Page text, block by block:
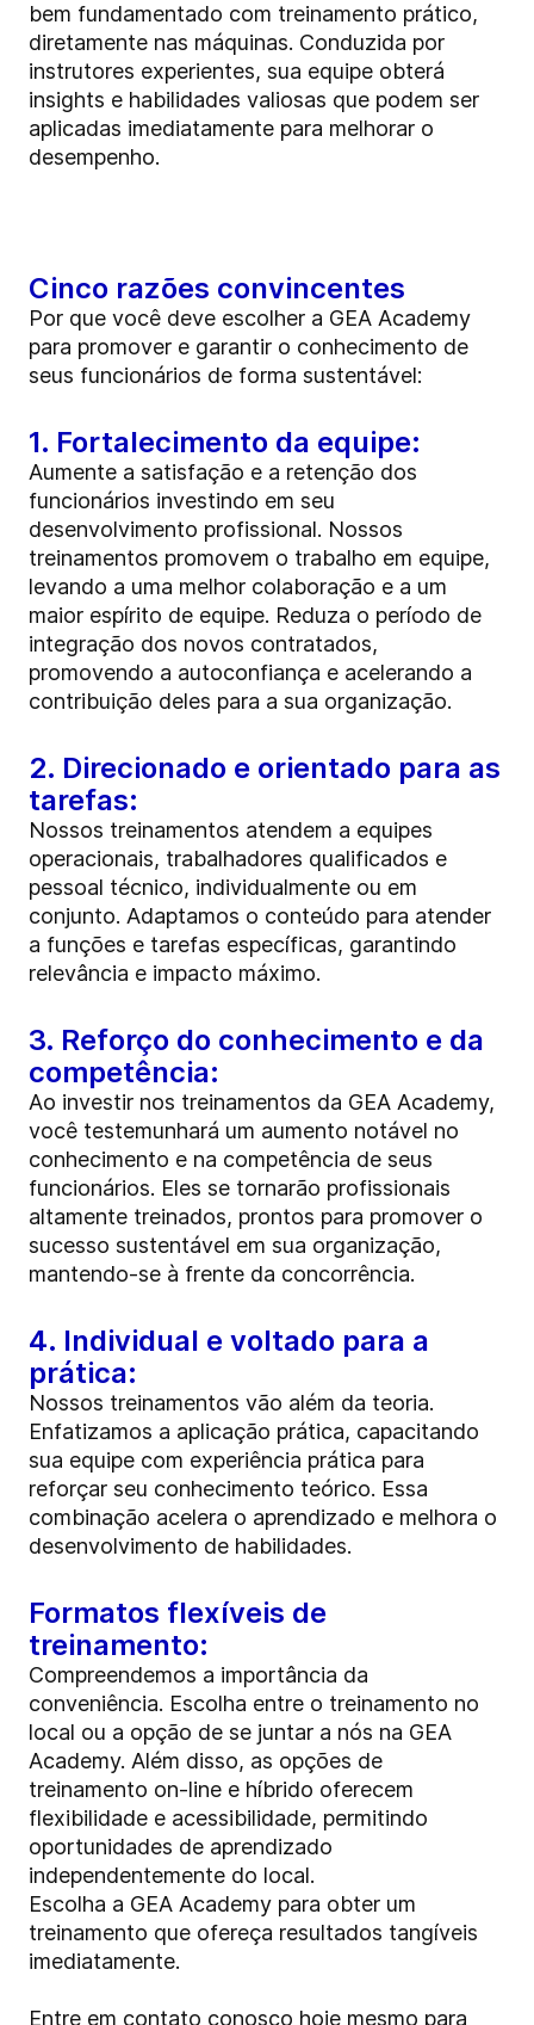
bem fundamentado com treinamento prático,
diretamente nas máquinas. Conduzida por
instrutores experientes, sua equipe obterá
insights e habilidades valiosas que podem ser
aplicadas imediatamente para melhorar o
desempenho.
Cinco razões convincentes
Por que você deve escolher a GEA Academy
para promover e garantir o conhecimento de
seus funcionários de forma sustentável:
1. Fortalecimento da equipe:
Aumente a satisfação e a retenção dos
funcionários investindo em seu
desenvolvimento profissional. Nossos
treinamentos promovem o trabalho em equipe,
levando a uma melhor colaboração e a um
maior espírito de equipe. Reduza o período de
integração dos novos contratados,
promovendo a autoconfiança e acelerando a
contribuição deles para a sua organização.
2. Direcionado e orientado para as
tarefas:
Nossos treinamentos atendem a equipes
operacionais, trabalhadores qualificados e
pessoal técnico, individualmente ou em
conjunto. Adaptamos o conteúdo para atender
a funções e tarefas específicas, garantindo
relevância e impacto máximo.
3. Reforço do conhecimento e da
competência:
Ao investir nos treinamentos da GEA Academy,
você testemunhará um aumento notável no
conhecimento e na competência de seus
funcionários. Eles se tornarão profissionais
altamente treinados, prontos para promover o
sucesso sustentável em sua organização,
mantendo-se à frente da concorrência.
4. Individual e voltado para a
prática:
Nossos treinamentos vão além da teoria.
Enfatizamos a aplicação prática, capacitando
sua equipe com experiência prática para
reforçar seu conhecimento teórico. Essa
combinação acelera o aprendizado e melhora o
desenvolvimento de habilidades.
Formatos flexíveis de
treinamento:
Compreendemos a importância da
conveniência. Escolha entre o treinamento no
local ou a opção de se juntar a nós na GEA
Academy. Além disso, as opções de
treinamento on-line e híbrido oferecem
flexibilidade e acessibilidade, permitindo
oportunidades de aprendizado
independentemente do local.
Escolha a GEA Academy para obter um
treinamento que ofereça resultados tangíveis
imediatamente.
Entre em contato conosco hoje mesmo para